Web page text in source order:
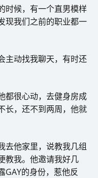
时候，有一个直男模样
现我们之前的职业都一
主动找我聊天，有时还
都很心动，去健身房成
长，还不到两周，他就
去他家里，说教我几组
教我。他邀请我好几
GAY的身份，惹他反